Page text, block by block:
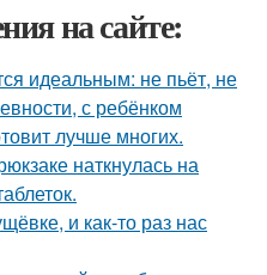
на сайте:
идеальным: не пьёт, не
с ребёнком
лучше многих.
наткнулась на
и как-то раз нас